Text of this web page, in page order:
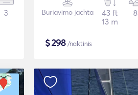
3 Buriavimo jachta
43 ft
13 m
8
$298/naktinis